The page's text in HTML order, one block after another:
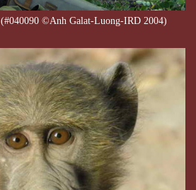
(#040090 ©Anh Galat-Luong-IRD 2004)